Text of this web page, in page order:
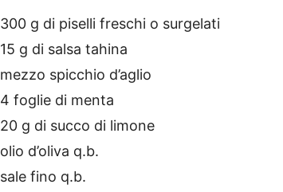
300 g di piselli freschi o surgelati
15 g di salsa tahina
mezzo spicchio d’aglio
4 foglie di menta
20 g di succo di limone
olio d’oliva q.b.
sale fino q.b.